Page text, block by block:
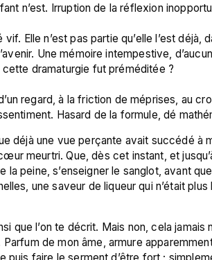
n’est. Irruption de la réflexion
Elle n’est pas partie qu’elle l’est déjà,
Une mémoire intempestive,
dramaturgie fut préméditée ?
regard, à la friction de méprises, au
déjà une vue perçante avait succédé à
meurtri. Que, dès cet instant, et
la peine, s’enseigner le sanglot, avant
une saveur de liqueur qui n’était
que l’on te décrit. Mais non, cela
Parfum de mon âme, armure